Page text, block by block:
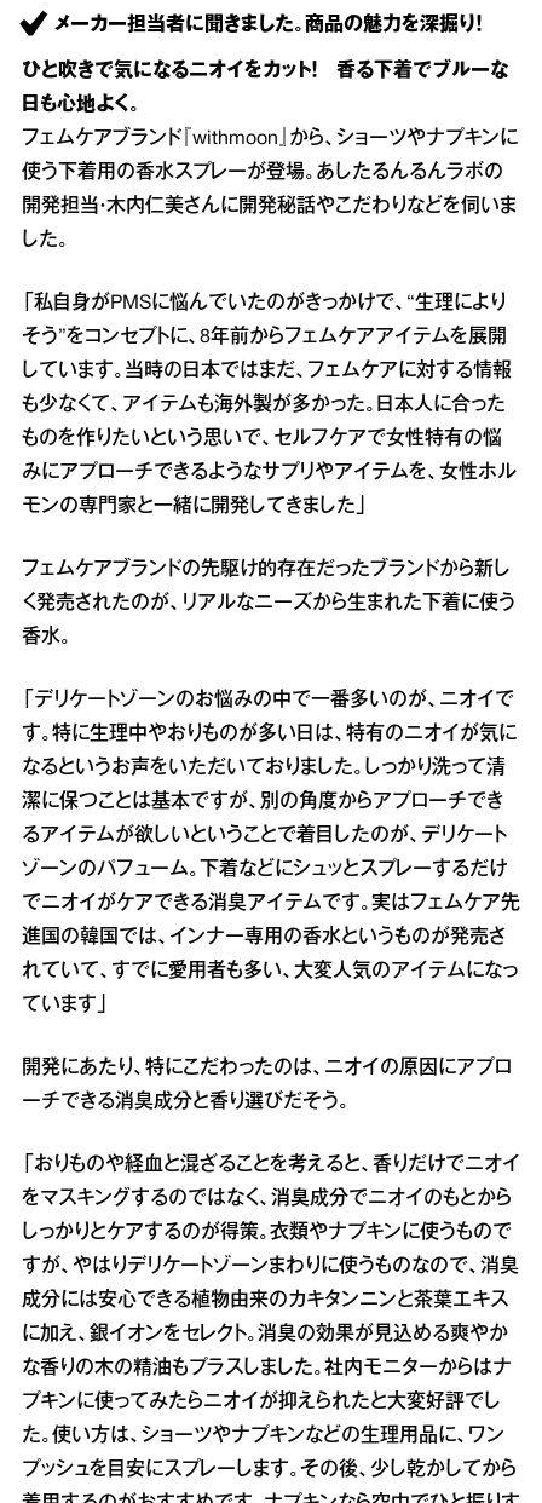
メーカー担当者に聞きました。商品の魅力を深掘り！
ひと吹きで気になるニオイをカット！ 香る下着でブルーな
日も心地よく。
フェムケアブランド『withmoon』から、ショーツやナプキンに
使う下着用の香水スプレーが登場。あしたるんるんラボの
開発担当・木内仁美さんに開発秘話やこだわりなどを伺いま
した。
「私自身がPMSに悩んでいたのがきっかけで、“生理により
そう”をコンセプトに、8年前からフェムケアアイテムを展開
しています。当時の日本ではまだ、フェムケアに対する情報
も少なくて、アイテムも海外製が多かった。日本人に合った
ものを作りたいという思いで、セルフケアで女性特有の悩
みにアプローチできるようなサプリやアイテムを、女性ホル
モンの専門家と一緒に開発してきました」
フェムケアブランドの先駆け的存在だったブランドから新し
く発売されたのが、リアルなニーズから生まれた下着に使う
香水。
「デリケートゾーンのお悩みの中で一番多いのが、ニオイで
す。特に生理中やおりものが多い日は、特有のニオイが気に
なるというお声をいただいておりました。しっかり洗って清
潔に保つことは基本ですが、別の角度からアプローチでき
るアイテムが欲しいということで着目したのが、デリケート
ゾーンのパフューム。下着などにシュッとスプレーするだけ
でニオイがケアできる消臭アイテムです。実はフェムケア先
進国の韓国では、インナー専用の香水というものが発売さ
れていて、すでに愛用者も多い、大変人気のアイテムになっ
ています」
開発にあたり、特にこだわったのは、ニオイの原因にアプロ
ーチできる消臭成分と香り選びだそう。
「おりものや経血と混ざることを考えると、香りだけでニオイ
をマスキングするのではなく、消臭成分でニオイのもとから
しっかりとケアするのが得策。衣類やナプキンに使うもので
すが、やはりデリケートゾーンまわりに使うものなので、消臭
成分には安心できる植物由来のカキタンニンと茶葉エキス
に加え、銀イオンをセレクト。消臭の効果が見込める爽やか
な香りの木の精油もプラスしました。社内モニターからはナ
プキンに使ってみたらニオイが抑えられたと大変好評でし
た。使い方は、ショーツやナプキンなどの生理用品に、ワン
プッシュを目安にスプレーします。その後、少し乾かしてから